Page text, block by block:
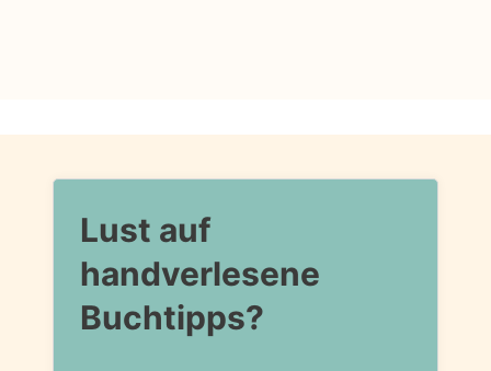
Lust auf
handverlesene
Buchtipps?